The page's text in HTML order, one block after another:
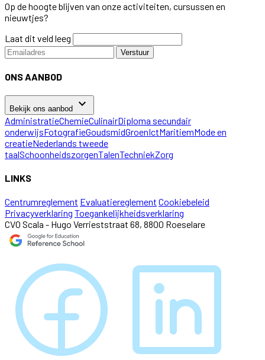
Op de hoogte blijven van onze activiteiten, cursussen en
nieuwtjes?
Laat dit veld leeg
Verstuur
ONS AANBOD
Bekijk ons aanbod keyboard_arrow_down
AdministratieChemieCulinairDiploma secundair
onderwijsFotografieGoudsmidGroenIctMaritiemMode en
creatieNederlands tweede
taalSchoonheidszorgenTalenTechniekZorg
LINKS
Centrumreglement Evaluatiereglement Cookiebeleid
Privacyverklaring Toegankelijkheidsverklaring
CVO Scala - Hugo Verrieststraat 68, 8800 Roeselare